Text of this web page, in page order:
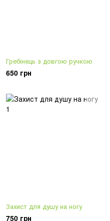
Гребінець з довгою ручкою
650 грн
Захист для душу на ногу
750 грн